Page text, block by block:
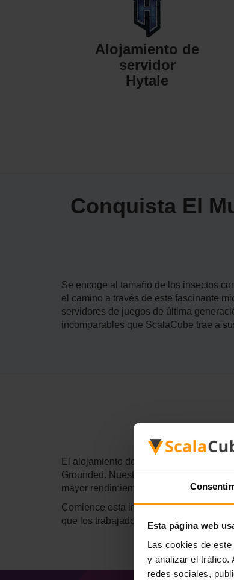
Esta página web
Las cookies de
y analizar el tráfico.
redes sociales,
Alojamiento de
servidor
Hytale
Conquista El
Se encoge al tamaño de los insectos
el camino a través de este fascinante
servidores de juegos de última
incomparables que ScalaCube trae a
El alojamiento del servidor de juegos
Grounded. Nuestro alojamiento
mayor rendimiento, y un entorno
Comience esta increíble aventura de
que los trabajadores libres en su patio